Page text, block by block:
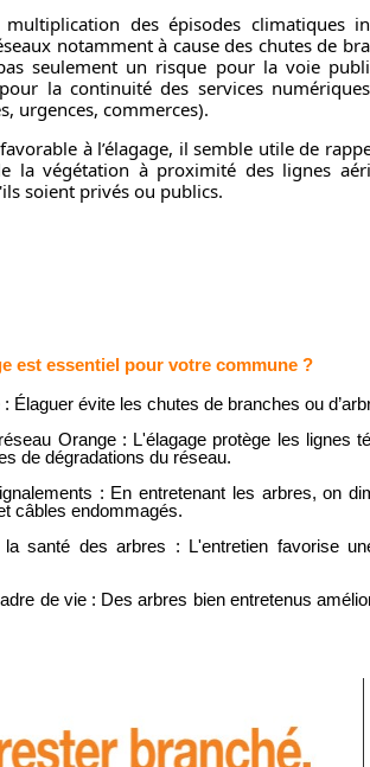
multiplication des épisodes climatiques
notamment à cause des chutes de
seulement un risque pour la voie
la continuité des services
urgences, commerces).
à l’élagage, il semble utile de
la végétation à proximité des lignes
soient privés ou publics.
est essentiel pour votre commune ?
: Élaguer évite les chutes de branches ou
Orange : L'élagage protège les lignes
de dégradations du réseau.
: En entretenant les arbres, on
câbles endommagés.
la santé des arbres : L'entretien favorise
de vie : Des arbres bien entretenus